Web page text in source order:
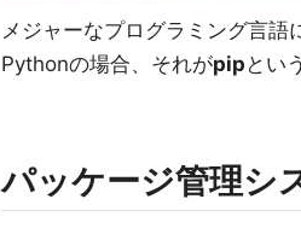
メジャーなプログラミング言語
Pythonの場合、それがpip とい
パッケージ管理シ